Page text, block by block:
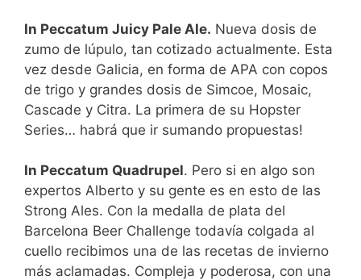
In Peccatum Juicy Pale Ale. Nueva dosis de
zumo de lúpulo, tan cotizado actualmente. Esta
vez desde Galicia, en forma de APA con copos
de trigo y grandes dosis de Simcoe, Mosaic,
Cascade y Citra. La primera de su Hopster
Series… habrá que ir sumando propuestas!
In Peccatum Quadrupel. Pero si en algo son
expertos Alberto y su gente es en esto de las
Strong Ales. Con la medalla de plata del
Barcelona Beer Challenge todavía colgada al
cuello recibimos una de las recetas de invierno
más aclamadas. Compleja y poderosa, con una